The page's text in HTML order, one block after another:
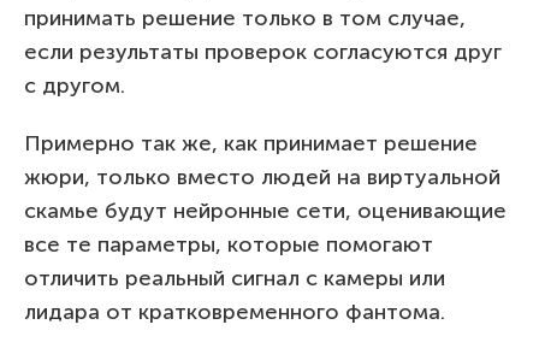
принимать решение только в том случае,
если результаты проверок согласуются друг
с другом.
Примерно так же, как принимает решение
жюри, только вместо людей на виртуальной
скамье будут нейронные сети, оценивающие
все те параметры, которые помогают
отличить реальный сигнал с камеры или
лидара от кратковременного фантома.